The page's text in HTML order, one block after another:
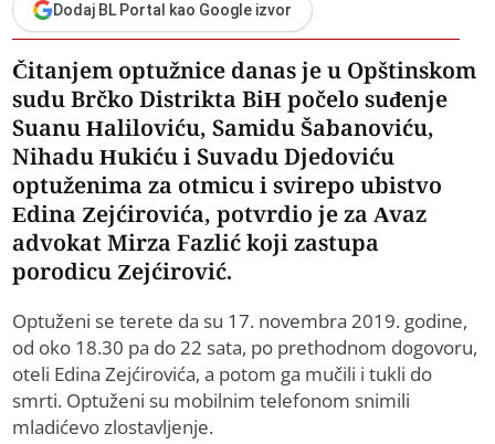
Dodaj BL Portal kao Google izvor
Čitanjem optužnice danas je u Opštinskom
sudu Brčko Distrikta BiH počelo suđenje
Suanu Haliloviću, Samidu Šabanoviću,
Nihadu Hukiću i Suvadu Djedoviću
optuženima za otmicu i svirepo ubistvo
Edina Zejćirovića, potvrdio je za Avaz
advokat Mirza Fazlić koji zastupa
porodicu Zejćirović.
Optuženi se terete da su 17. novembra 2019. godine,
od oko 18.30 pa do 22 sata, po prethodnom dogovoru,
oteli Edina Zejćirovića, a potom ga mučili i tukli do
smrti. Optuženi su mobilnim telefonom snimili
mladićevo zlostavljenje.